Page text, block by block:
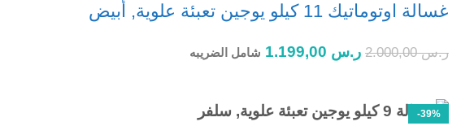
غسالة اوتوماتيك 11 كيلو يوجين تعبئة علوية, أبيض
ر.س2.000,00 ر.س شامل الضريبه
-39%